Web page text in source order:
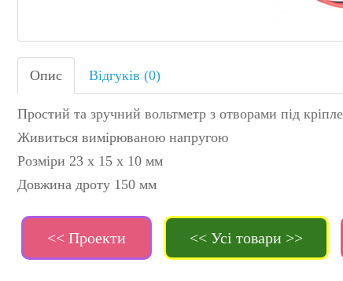
Опис Відгуків (0)
Простий та зручний вольтметр з отворами під
Живиться вимірюваною напругою
Розміри 23 х 15 х 10 мм
Довжина дроту 150 мм
<< Проекти << Усі товари >>